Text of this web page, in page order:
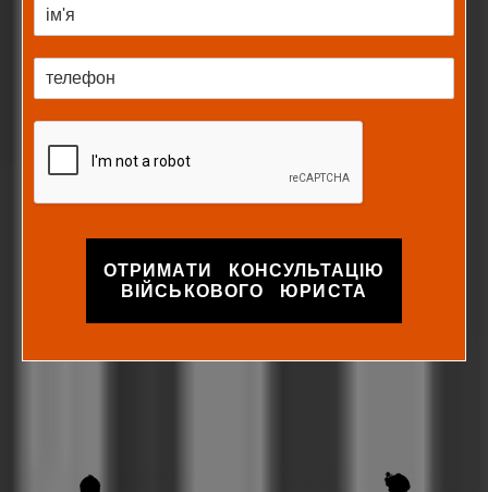
ОТРИМАТИ КОНСУЛЬТАЦІЮ
ВІЙСЬКОВОГО ЮРИСТА